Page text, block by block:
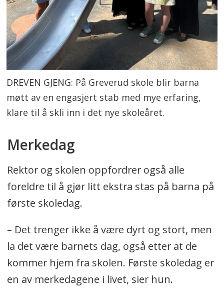
DREVEN GJENG: På Greverud skole blir barna
møtt av en engasjert stab med mye erfaring,
klare til å skli inn i det nye skoleåret.
Merkedag
Rektor og skolen oppfordrer også alle
foreldre til å gjør litt ekstra stas på barna på
første skoledag.
– Det trenger ikke å være dyrt og stort, men
la det være barnets dag, også etter at de
kommer hjem fra skolen. Første skoledag er
en av merkedagene i livet, sier hun.